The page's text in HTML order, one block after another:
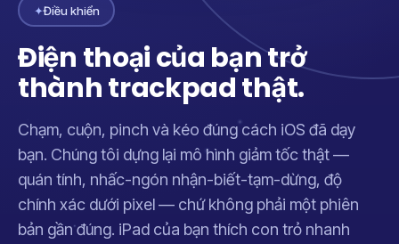
✦Điều khiển
Điện thoại của bạn trở
thành trackpad thật.
Chạm, cuộn, pinch và kéo đúng cách iOS đã dạy
bạn. Chúng tôi dựng lại mô hình giảm tốc thật —
quán tính, nhấc-ngón nhận-biết-tạm-dừng, độ
chính xác dưới pixel — chứ không phải một phiên
bản gần đúng. iPad của bạn thích con trỏ nhanh